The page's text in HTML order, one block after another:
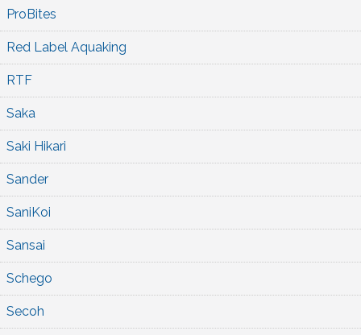
ProBites
Red Label Aquaking
RTF
Saka
Saki Hikari
Sander
SaniKoi
Sansai
Schego
Secoh